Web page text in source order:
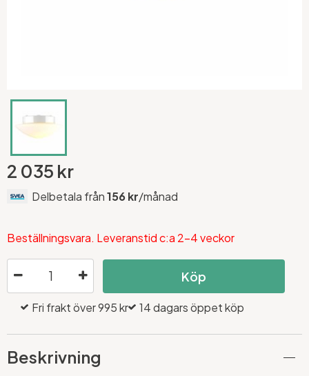
2 035 kr
Delbetala från156 kr/månad
Beställningsvara. Leveranstid c:a 2-4 veckor
Köp
Fri frakt över 995 kr 14 dagars öppet köp
Beskrivning